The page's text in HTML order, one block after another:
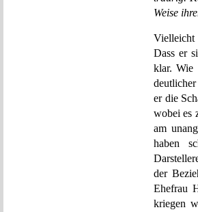
Weise
Vielleicht
Dass er
klar. Wie
er die
wobei es
am
haben
der
Ehefrau
kriegen